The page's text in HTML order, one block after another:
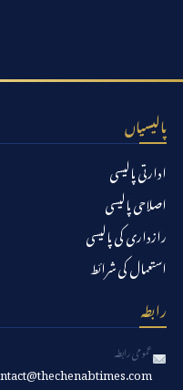
پالیسیاں
ادارتی پالیسی
اصلاحی پالیسی
رازداری کی پالیسی
استعمال کی شرائط
رابطہ
عمومی رابطہ
contact@thechenabtimes.com